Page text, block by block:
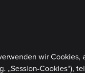
wir Cookies,
Cookies“),